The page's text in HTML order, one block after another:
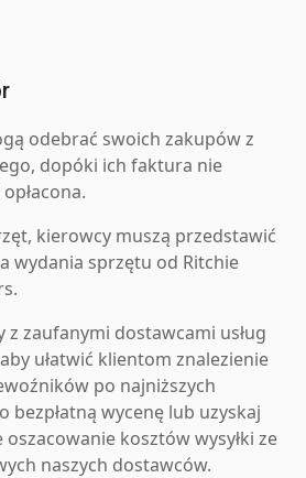
odebrać swoich zakupów z
dopóki ich faktura nie
kierowcy muszą przedstawić
wydania sprzętu od Ritchie
z zaufanymi dostawcami usług
ułatwić klientom znalezienie
po najniższych
bezpłatną wycenę lub uzyskaj
kosztów wysyłki ze
naszych dostawców.